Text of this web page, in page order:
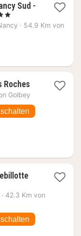
Sud -
· 54.9 Km von
Roches1
Nacht
99
€
Golbey
1
ab
· 42.3 Km von